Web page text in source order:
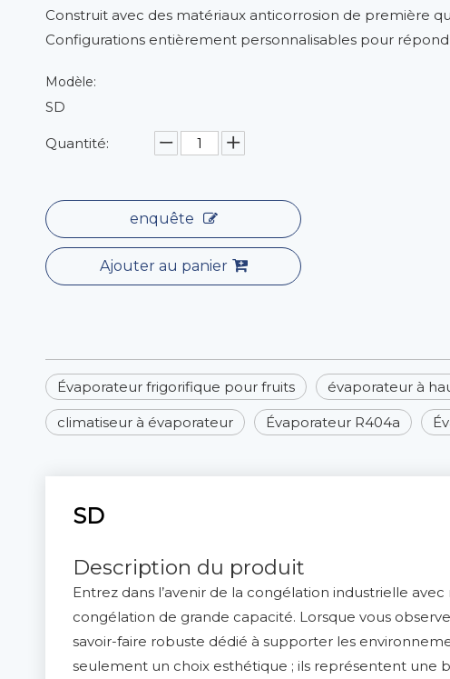
Construit avec des matériaux anticorrosion de première
Configurations entièrement personnalisables pour
Modèle:
SD
Quantité:
enquête
Ajouter au panier
Évaporateur frigorifique pour fruits évaporateur à
climatiseur à évaporateur Évaporateur R404a
SD
Description du produit
Entrez dans l’avenir de la congélation industrielle
congélation de grande capacité. Lorsque vous
savoir-faire robuste dédié à supporter les
seulement un choix esthétique ; ils représentent une